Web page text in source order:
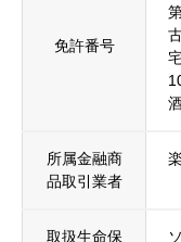
免許番号
所属金融商
品取引業者
取扱生命保